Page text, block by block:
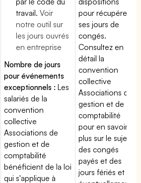
travail.Voir
notre outil sur
les jours ouvrés
en entreprise
Nombre de jours
pour événements
exceptionnels : Les
salariés de la
convention
collective
Associations de
gestion et de
comptabilité
bénéficient de la loi
qui s'applique à
pour récupérer
ses jours de
congés.
Consultez en
détail la
convention
collective
Associations de
gestion et de
comptabilité
pour en savoir
plus sur le sujet
des congés
payés et des
jours fériés et